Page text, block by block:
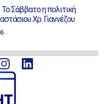
Σάββατο η πολιτική
Χρ. Γιαννέζου